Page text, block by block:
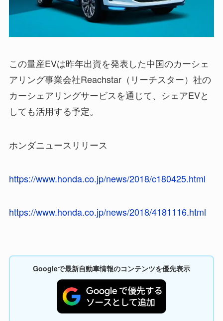
この量産EVは昨年出資を発表した中国のカーシェ
アリング事業会社Reachstar（リーチスター）社の
カーシェアリングサービスを通じて、シェアEVと
しても活用する予定。
ホンダニュースリリース
https://www.honda.co.jp/news/2018/c180425.html
https://www.honda.co.jp/news/2018/4181116.html
Googleで最新自動車情報のコンテンツを優先表示